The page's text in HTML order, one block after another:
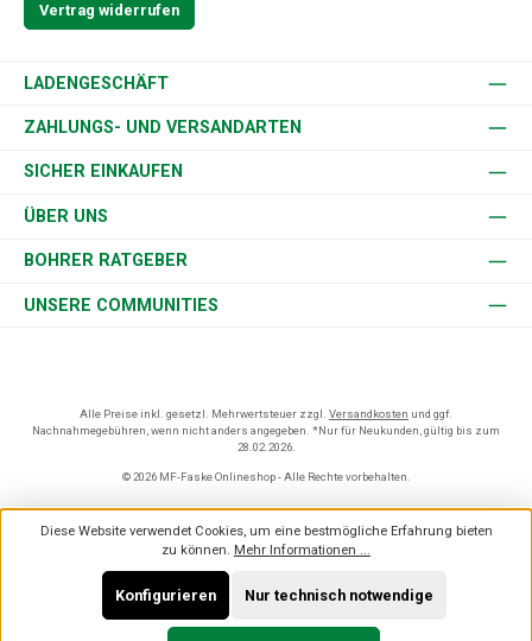
Vertrag widerrufen
LADENGESCHÄFT
ZAHLUNGS- UND VERSANDARTEN
SICHER EINKAUFEN
ÜBER UNS
BOHRER RATGEBER
UNSERE COMMUNITIES
Alle Preise inkl. gesetzl. Mehrwertsteuer zzgl. Versandkosten und ggf.
Nachnahmegebühren, wenn nicht anders angegeben. *Nur für Neukunden, gültig bis zum
28.02.2026.
© 2026 MF-Faske Onlineshop - Alle Rechte vorbehalten.
Diese Website verwendet Cookies, um eine bestmögliche Erfahrung bieten
zu können. Mehr Informationen ...
Nur technisch notwendige
Konfigurieren